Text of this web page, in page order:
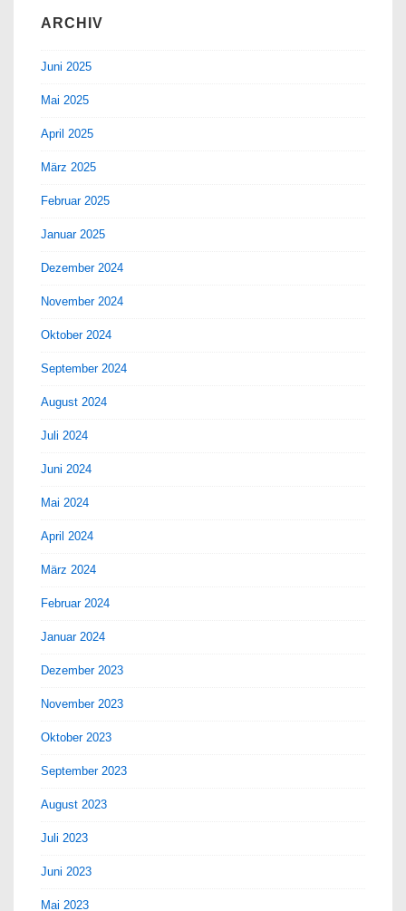
ARCHIV
Juni 2025
Mai 2025
April 2025
März 2025
Februar 2025
Januar 2025
Dezember 2024
November 2024
Oktober 2024
September 2024
August 2024
Juli 2024
Juni 2024
Mai 2024
April 2024
März 2024
Februar 2024
Januar 2024
Dezember 2023
November 2023
Oktober 2023
September 2023
August 2023
Juli 2023
Juni 2023
Mai 2023